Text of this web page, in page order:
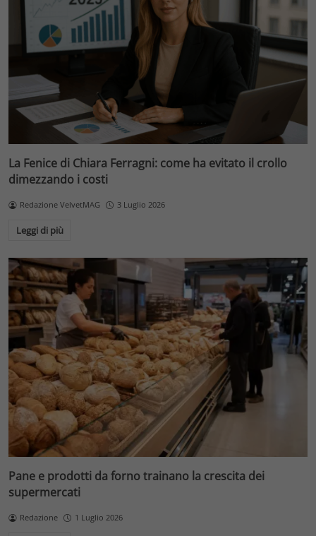
La Fenice di Chiara Ferragni: come ha evitato il crollo
dimezzando i costi
Redazione VelvetMAG 3 Luglio 2026
Leggi di più
Pane e prodotti da forno trainano la crescita dei
supermercati
Redazione 1 Luglio 2026